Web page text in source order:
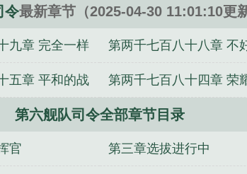
周颂 针锋对决 原来我是鲛人 医道风
她的半纱裙 夏寻无望 夜奔 李兵沈思
红颜 难奴 恋爱日 折骨 一屋暗灯
蓉 老书屋免费阅读 女生小说网
队司令员 黄阳胜南海舰队司令 北洋舰队司
令 舰队司令相当于地方什么干部 北洋舰
令最新章节（2025-04-30 11:01:10更新
九章 完全一样 第两千七百八十八章 不
五章 平和的战 第两千七百八十四章 荣
内部的交锋
第六舰队司令全部章节目录
官 第三章选拔进行中